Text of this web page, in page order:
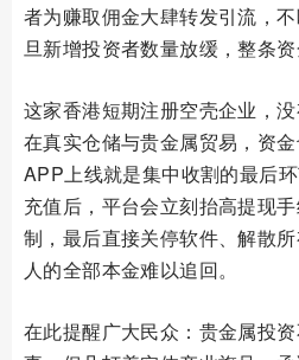
者为赚取佣金大肆转发引流，
旦新增投资者数量放缓，整条资
这家香港短期注册空壳企业，
在真实仓储与贵金属贸易，资
APP上线就是集中收割的最后
充值后，平台会立刻抬高提现
制，最后直接关停软件、解散
人的全部本金难以追回。
在此提醒广大民众：贵金属投